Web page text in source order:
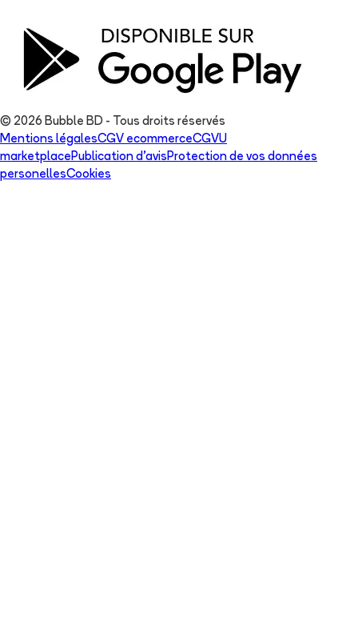
© 2026 Bubble BD - Tous droits réservés
Mentions légalesCGV ecommerceCGVU
marketplacePublication d'avisProtection de vos données
personellesCookies